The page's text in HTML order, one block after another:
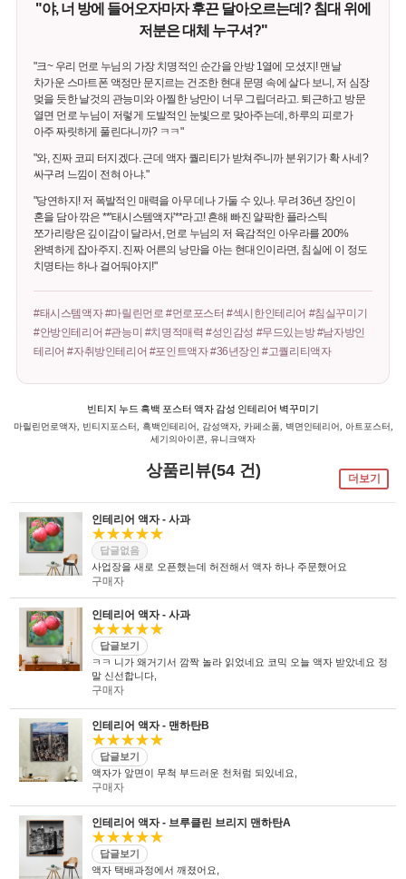
"야, 너 방에 들어오자마자 후끈 달아오르는데? 침대 위에
저분은 대체 누구셔?"
"크~ 우리 먼로 누님의 가장 치명적인 순간을 안방 1열에 모셨지! 맨날
차가운 스마트폰 액정만 문지르는 건조한 현대 문명 속에 살다 보니, 저 심장
멎을 듯한 날것의 관능미와 아찔한 낭만이 너무 그립더라고. 퇴근하고 방문
열면 먼로 누님이 저렇게 도발적인 눈빛으로 맞아주는데, 하루의 피로가
아주 짜릿하게 풀린다니까? ㅋㅋ"
"와, 진짜 코피 터지겠다. 근데 액자 퀄리티가 받쳐주니까 분위기가 확 사네?
싸구려 느낌이 전혀 아냐."
"당연하지! 저 폭발적인 매력을 아무 데나 가둘 수 있나. 무려 36년 장인이
혼을 담아 깎은 **'태시스템액자'**라고! 흔해 빠진 얄팍한 플라스틱
쪼가리랑은 깊이감이 달라서, 먼로 누님의 저 육감적인 아우라를 200%
완벽하게 잡아주지. 진짜 어른의 낭만을 아는 현대인이라면, 침실에 이 정도
치명타는 하나 걸어둬야지!"
#태시스템액자 #마릴린먼로 #먼로포스터 #섹시한인테리어 #침실꾸미기
#안방인테리어 #관능미 #치명적매력 #성인감성 #무드있는방 #남자방인
테리어 #자취방인테리어 #포인트액자 #36년장인 #고퀄리티액자
빈티지 누드 흑백 포스터 액자 감성 인테리어 벽꾸미기
마릴린먼로액자, 빈티지포스터, 흑백인테리어, 감성액자, 카페소품, 벽면인테리어, 아트포스터,
세기의아이콘, 유니크액자
상품리뷰(54 건) 더보기
인테리어 액자 - 사과
★★★★★
답글없음
사업장을 새로 오픈했는데 허전해서 액자 하나 주문했어요
구매자
인테리어 액자 - 사과
★★★★★
답글보기
ㅋㅋ 니가 왜거기서 깜짝 놀라 읽었네요 코믹 오늘 액자 받았네요 정
말 신선합니다,
구매자
인테리어 액자 - 맨하탄B
★★★★★
답글보기
액자가 앞면이 무척 부드러운 천처럼 되있네요,
구매자
인테리어 액자 - 브루클린 브리지 맨하탄A
★★★★★
답글보기
액자 택배과정에서 깨졌어요,